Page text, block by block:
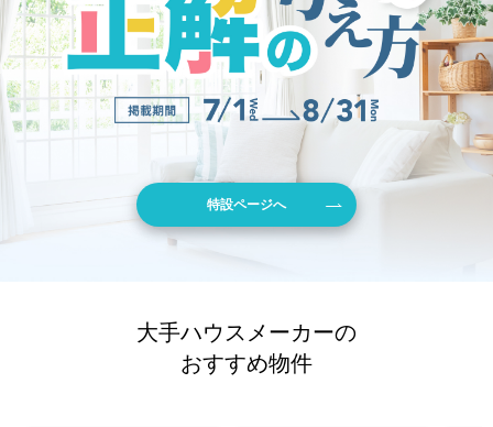
特設ページへ
大手ハウスメーカーの
おすすめ物件